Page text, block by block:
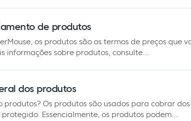
de produtos
os produtos são os termos de preços que
informações sobre produtos, consulte...
dos produtos
produtos? Os produtos são usados para cobrar
Essencialmente, os produtos podem...